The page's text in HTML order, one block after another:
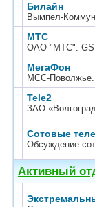
Билайн
Вымпел-
МТС
ОАО "МТС".
МегаФон
МСС-Поволжье.
Tele2
ЗАО
Сотовые
Обсуждение
Активный